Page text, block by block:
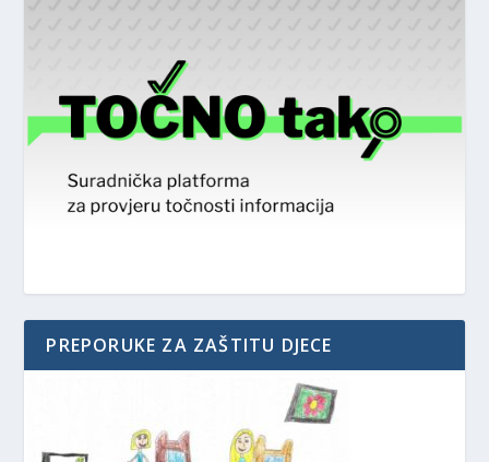
PREPORUKE ZA ZAŠTITU DJECE